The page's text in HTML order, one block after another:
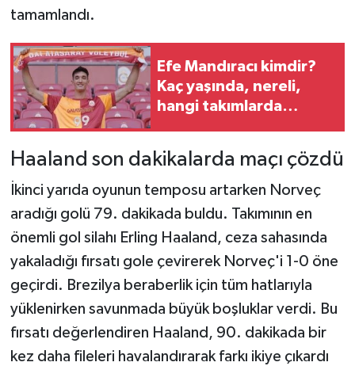
tamamlandı.
Efe Mandıracı kimdir?
Kaç yaşında, nereli,
hangi takımlarda
Haaland son dakikalarda maçı çözdü
İkinci yarıda oyunun temposu artarken Norveç
aradığı golü 79. dakikada buldu. Takımının en
önemli gol silahı Erling Haaland, ceza sahasında
yakaladığı fırsatı gole çevirerek Norveç'i 1-0 öne
geçirdi. Brezilya beraberlik için tüm hatlarıyla
yüklenirken savunmada büyük boşluklar verdi. Bu
fırsatı değerlendiren Haaland, 90. dakikada bir
kez daha fileleri havalandırarak farkı ikiye çıkardı